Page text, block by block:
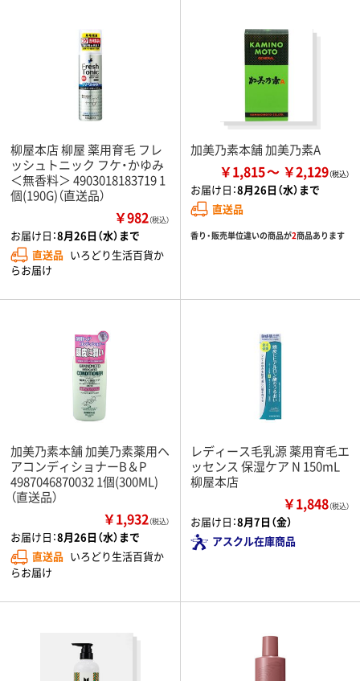
柳屋本店 柳屋 薬用育毛 フレ
ッシュトニック フケ・かゆみ
＜無香料＞ 4903018183719 1
個(190G)（直送品）
￥982（税込）
お届け日：8月26日（水）まで
直送品 いろどり生活百貨か
らお届け
加美乃素本舗 加美乃素A
￥1,815 ￥2,129
お届け日：8月26日（水）まで
直送品
香り・販売単位違いの商品が2商品あります
加美乃素本舗 加美乃素薬用ヘ
アコンディショナーB＆P
4987046870032 1個(300ML)
（直送品）
￥1,932（税込）
お届け日：8月26日（水）まで
直送品 いろどり生活百貨か
らお届け
レディース毛乳源 薬用育毛エ
ッセンス 保湿ケア N 150mL
柳屋本店
￥1,848（税込）
お届け日：8月7日（金）
アスクル在庫商品